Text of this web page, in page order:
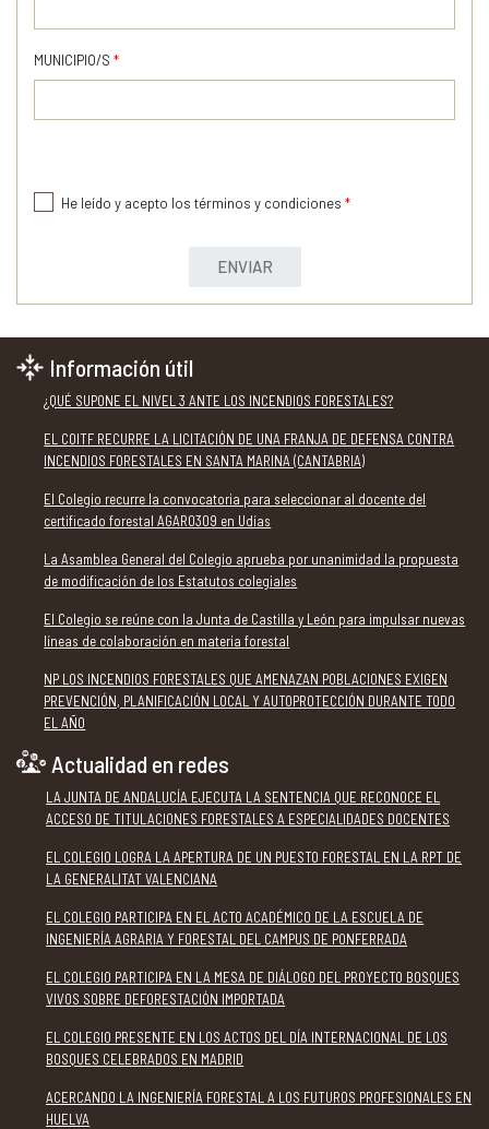
MUNICIPIO/S *
He leído y acepto los términos y condiciones *
ENVIAR
Información útil
¿QUÉ SUPONE EL NIVEL 3 ANTE LOS INCENDIOS FORESTALES?
EL COITF RECURRE LA LICITACIÓN DE UNA FRANJA DE DEFENSA CONTRA
INCENDIOS FORESTALES EN SANTA MARINA (CANTABRIA)
El Colegio recurre la convocatoria para seleccionar al docente del
certificado forestal AGAR0309 en Udías
La Asamblea General del Colegio aprueba por unanimidad la propuesta
de modificación de los Estatutos colegiales
El Colegio se reúne con la Junta de Castilla y León para impulsar nuevas
líneas de colaboración en materia forestal
NP LOS INCENDIOS FORESTALES QUE AMENAZAN POBLACIONES EXIGEN
PREVENCIÓN, PLANIFICACIÓN LOCAL Y AUTOPROTECCIÓN DURANTE TODO
EL AÑO
Actualidad en redes
LA JUNTA DE ANDALUCÍA EJECUTA LA SENTENCIA QUE RECONOCE EL
ACCESO DE TITULACIONES FORESTALES A ESPECIALIDADES DOCENTES
EL COLEGIO LOGRA LA APERTURA DE UN PUESTO FORESTAL EN LA RPT DE
LA GENERALITAT VALENCIANA
EL COLEGIO PARTICIPA EN EL ACTO ACADÉMICO DE LA ESCUELA DE
INGENIERÍA AGRARIA Y FORESTAL DEL CAMPUS DE PONFERRADA
EL COLEGIO PARTICIPA EN LA MESA DE DIÁLOGO DEL PROYECTO BOSQUES
VIVOS SOBRE DEFORESTACIÓN IMPORTADA
EL COLEGIO PRESENTE EN LOS ACTOS DEL DÍA INTERNACIONAL DE LOS
BOSQUES CELEBRADOS EN MADRID
ACERCANDO LA INGENIERÍA FORESTAL A LOS FUTUROS PROFESIONALES EN
HUELVA